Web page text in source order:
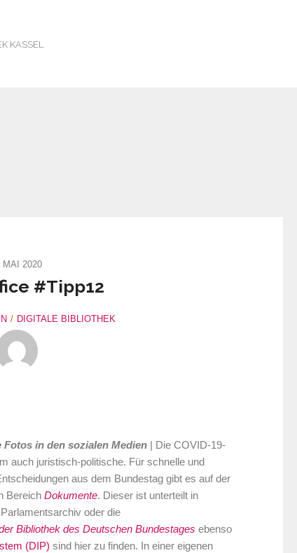
KASSEL
MAI 2020
#Tipp12
DIGITALE BIBLIOTHEK
in den sozialen Medien | Die COVID-19-
auch juristisch-politische. Für schnelle und
aus dem Bundestag gibt es auf der
Bereich Dokumente. Dieser ist unterteilt in
oder die
Bibliothek des Deutschen Bundestages ebenso
(DIP) sind hier zu finden. In einer eigenen